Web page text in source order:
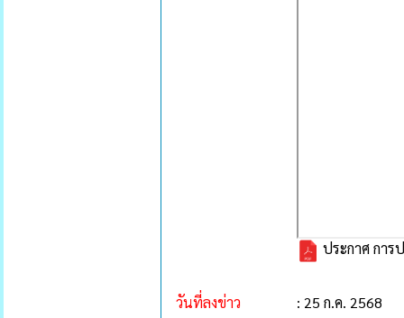
ประกาศ การ
วันที่ลงข่าว
: 25 ก.ค. 2568